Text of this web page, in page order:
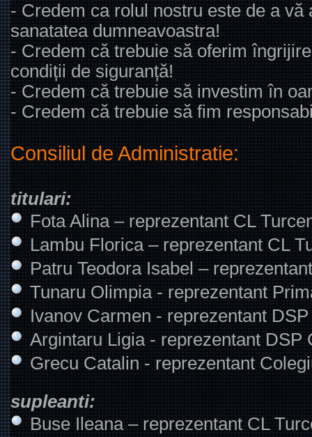
- Credem ca rolul nostru este de a vă
sanatatea dumneavoastra!
- Credem că trebuie să oferim
condiții de siguranță!
- Credem că trebuie să investim în
- Credem că trebuie să fim
Consiliul de Administratie:
titulari:
Fota Alina – reprezentant CL
Lambu Florica – reprezentant CL
Patru Teodora Isabel –
Tunaru Olimpia - reprezentant
Ivanov Carmen - reprezentant
Argintaru Ligia - reprezentant DSP
Grecu Catalin - reprezentant
supleanti:
Buse Ileana – reprezentant CL